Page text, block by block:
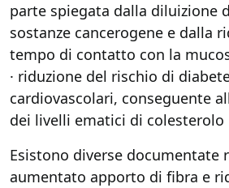
parte spiegata dalla diluizione
sostanze cancerogene e dalla
tempo di contatto con la
· riduzione del rischio di
cardiovascolari, conseguente
dei livelli ematici di colesterolo
Esistono diverse documentate
aumentato apporto di fibra e